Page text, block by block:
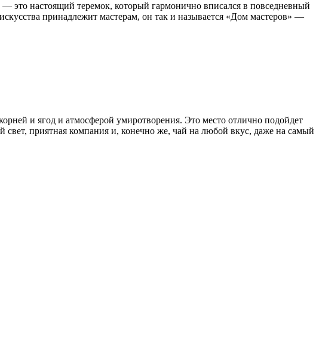
это настоящий теремок, который гармонично вписался в повседневный
принадлежит мастерам, он так и называется «Дом мастеров» —
и ягод и атмосферой умиротворения. Это место отлично подойдет
приятная компания и, конечно же, чай на любой вкус, даже на самый